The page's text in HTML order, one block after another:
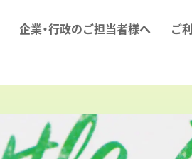
企業・行政のご担当者様へ ご